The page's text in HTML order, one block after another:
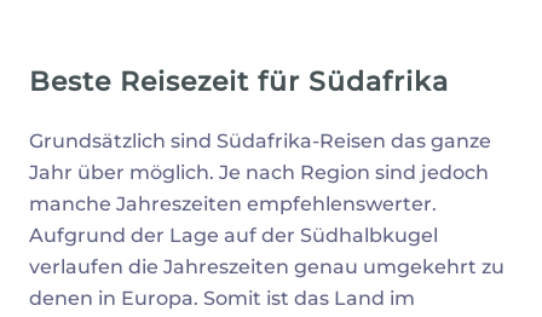
Beste Reisezeit für Südafrika
Grundsätzlich sind Südafrika-Reisen das ganze
Jahr über möglich. Je nach Region sind jedoch
manche Jahreszeiten empfehlenswerter.
Aufgrund der Lage auf der Südhalbkugel
verlaufen die Jahreszeiten genau umgekehrt zu
denen in Europa. Somit ist das Land im